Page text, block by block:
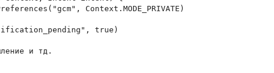
Context.MODE_PRIVATE)
true)
и тд.